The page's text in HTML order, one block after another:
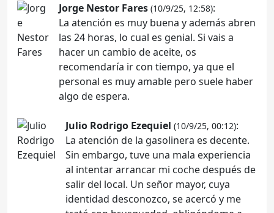
Jorge Nestor Fares (10/9/25, 12:58):
La atención es muy buena y además abren
las 24 horas, lo cual es genial. Si vais a
hacer un cambio de aceite, os
recomendaría ir con tiempo, ya que el
personal es muy amable pero suele haber
algo de espera.
Julio Rodrigo Ezequiel (10/9/25, 00:12):
La atención de la gasolinera es decente.
Sin embargo, tuve una mala experiencia
al intentar arrancar mi coche después de
salir del local. Un señor mayor, cuya
identidad desconozco, se acercó y me